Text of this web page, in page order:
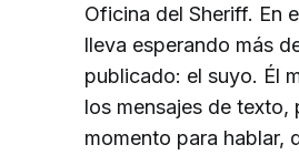
Oficina del Sheriff. En
lleva esperando más
publicado: el suyo. Él
los mensajes de texto,
momento para hablar,